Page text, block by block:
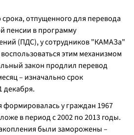
отпущенного для перевода
пенсии в программу
(ПДС), у сотрудников "КАМАЗа"
этим механизмом
закон продлил перевод
– изначально срок
декабря.
формировалась у граждан 1967
в период с 2002 по 2013 годы.
были заморожены –